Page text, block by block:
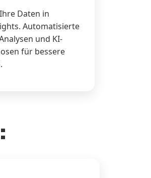
Daten in
Automatisierte
und KI-
für bessere